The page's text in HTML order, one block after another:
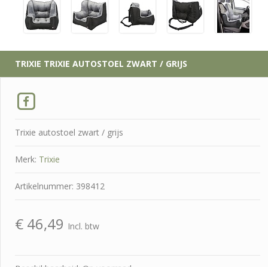
TRIXIE TRIXIE AUTOSTOEL ZWART / GRIJS
Trixie autostoel zwart / grijs
Merk: Trixie
Artikelnummer: 398412
€ 46,49 Incl. btw